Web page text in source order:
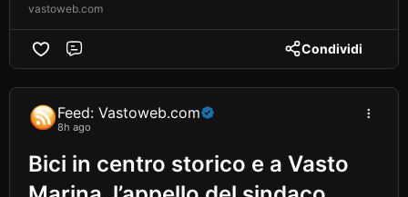
vastoweb.com
Condividi
Feed: Vastoweb.com
8h ago
Bici in centro storico e a Vasto